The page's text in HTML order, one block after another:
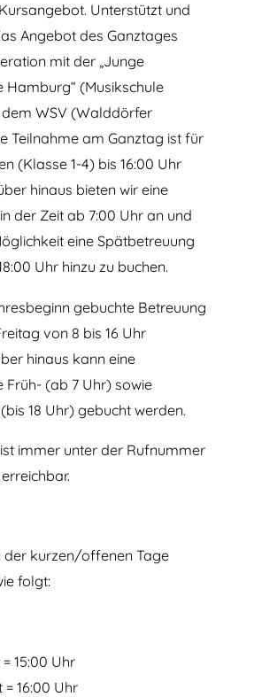
Unterstützt und
Angebot des Ganztages
mit der „Junge
Hamburg“ (Musikschule
WSV (Walddörfer
Teilnahme am Ganztag ist für
(Klasse 1-4) bis 16:00 Uhr
hinaus bieten wir eine
der Zeit ab 7:00 Uhr an und
eine Spätbetreuung
Uhr hinzu zu buchen.
gebuchte Betreuung
von 8 bis 16 Uhr
hinaus kann eine
Früh- (ab 7 Uhr) sowie
18 Uhr) gebucht werden.
immer unter der Rufnummer
der kurzen/offenen Tage
folgt:
15:00 Uhr
= 16:00 Uhr